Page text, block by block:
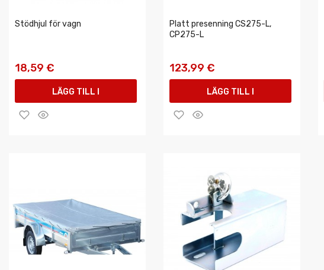
Stödhjul för vagn
18,59 €
LÄGG TILL I
VARUKORGEN
Platt presenning CS275-L,
CP275-L
123,99 €
LÄGG TILL I
VARUKORGEN